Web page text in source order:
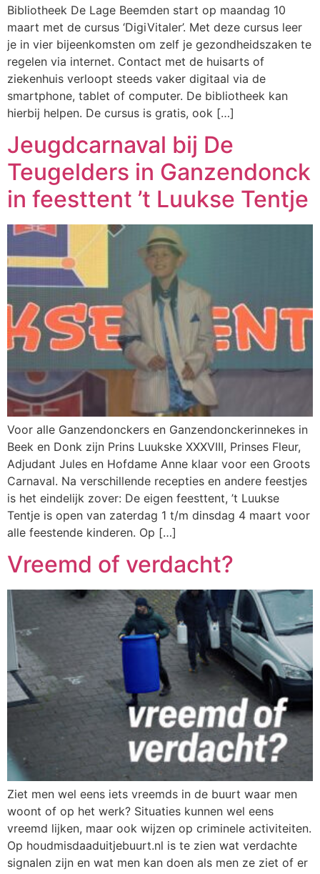
Bibliotheek De Lage Beemden start op maandag 10
maart met de cursus ‘DigiVitaler’. Met deze cursus leer
je in vier bijeenkomsten om zelf je gezondheidszaken te
regelen via internet. Contact met de huisarts of
ziekenhuis verloopt steeds vaker digitaal via de
smartphone, tablet of computer. De bibliotheek kan
hierbij helpen. De cursus is gratis, ook […]
Jeugdcarnaval bij De
Teugelders in Ganzendonck
in feesttent ’t Luukse Tentje
Voor alle Ganzendonckers en Ganzendonckerinnekes in
Beek en Donk zijn Prins Luukske XXXVIII, Prinses Fleur,
Adjudant Jules en Hofdame Anne klaar voor een Groots
Carnaval. Na verschillende recepties en andere feestjes
is het eindelijk zover: De eigen feesttent, ’t Luukse
Tentje is open van zaterdag 1 t/m dinsdag 4 maart voor
alle feestende kinderen. Op […]
Vreemd of verdacht?
Ziet men wel eens iets vreemds in de buurt waar men
woont of op het werk? Situaties kunnen wel eens
vreemd lijken, maar ook wijzen op criminele activiteiten.
Op houdmisdaaduitjebuurt.nl is te zien wat verdachte
signalen zijn en wat men kan doen als men ze ziet of er